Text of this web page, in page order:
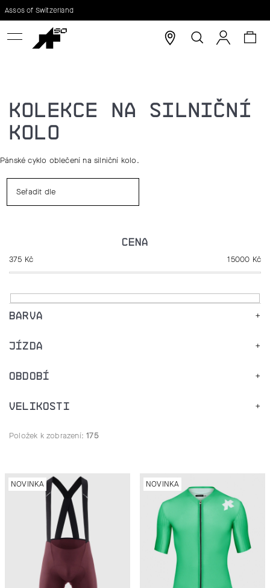
Assos of Switzerland
Hledat
KOLEKCE NA SILNIČNÍ
KOLO
Pánské cyklo oblečení na silniční kolo.
Seřadit dle
CENA
375 Kč 15000 Kč
BARVA
JÍZDA
OBDOBÍ
VELIKOSTI
Položek k zobrazení:175
NOVINKA NOVINKA
K
O
Zpět
Zpět
P
O
T
Ř
U
E
T
N
A
J
T
HLEDAT